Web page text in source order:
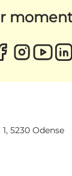
5230 Odense